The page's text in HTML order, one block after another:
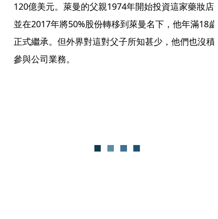
120億美元。萊曼的父親1974年開始投資這家藥妝店
並在2017年將50%股份轉移到萊曼名下，他年滿18歲
正式繼承。但外界對這對父子所知甚少，他們也沒積
參與公司業務。